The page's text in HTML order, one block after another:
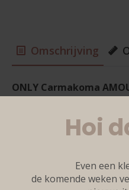
Omschrijving
ONLY Carmakoma
perfecte combinatie van
uitstraling. Het shirt
zorgt voor een speelse
subtiele glans en het
Hoi
Even een
de komende weken